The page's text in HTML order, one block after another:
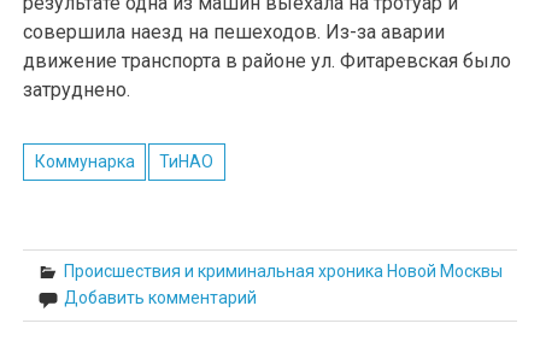
совершила наезд на пешеходов. Из-за аварии
движение транспорта в районе ул. Фитаревская было
затруднено.
Коммунарка ТиНАО
Происшествия и криминальная хроника Новой Москвы
Добавить комментарий